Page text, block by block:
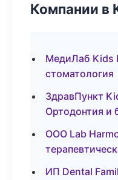
Компании в
МедиЛаб Kids
стоматология
ЗдравПункт
Ортодонтия и
ООО Lab
ИП Dental